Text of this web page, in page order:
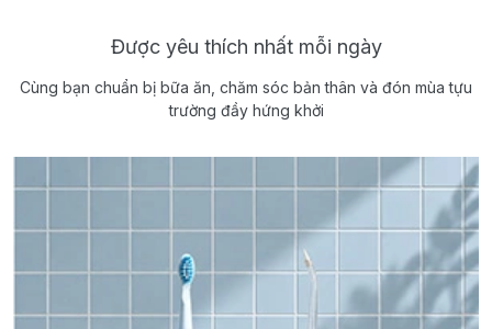
Được yêu thích nhất mỗi ngày
Cùng bạn chuẩn bị bữa ăn, chăm sóc bản thân và đón mùa tựu
trường đầy hứng khởi